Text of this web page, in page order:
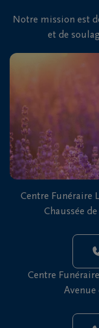
Nous
sommes
là pour
75
45
Notre mission est
et de
Centre Funéraire
Chaussée
Centre
Avenue